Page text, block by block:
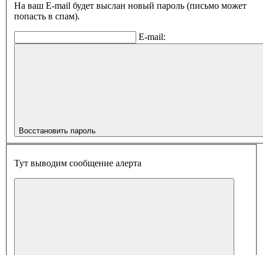
На ваш E-mail будет выслан новый пароль (письмо может
попасть в спам).
E-mail:
Восстановить пароль
Тут выводим сообщение алерта